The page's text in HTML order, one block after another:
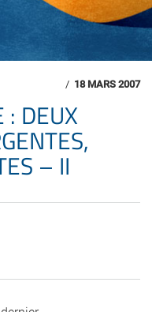
/ 18 MARS 2007
: DEUX
– II